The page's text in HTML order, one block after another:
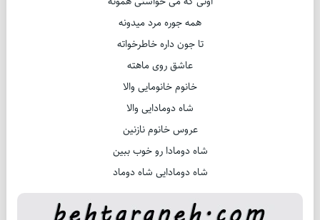
همه جوره مرد میدونه
تا جون داره خاطرخواته
عاشق روی ماهته
خانوم خانومایی والا
شاه دومادایی والا
عروس خانوم نازنین
شاه دومادا رو خوب ببین
شاه دومادایی شاه دوماد